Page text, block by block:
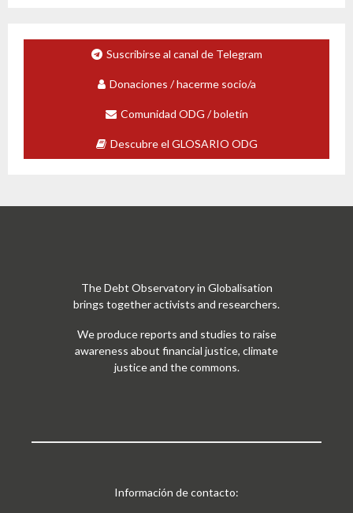
Suscribirse al canal de Telegram
Donaciones / hacerme socio/a
Comunidad ODG / boletín
Descubre el GLOSARIO ODG
The Debt Observatory in Globalisation
brings together activists and researchers.
We produce reports and studies to raise
awareness about financial justice, climate
justice and the commons.
Información de contacto: